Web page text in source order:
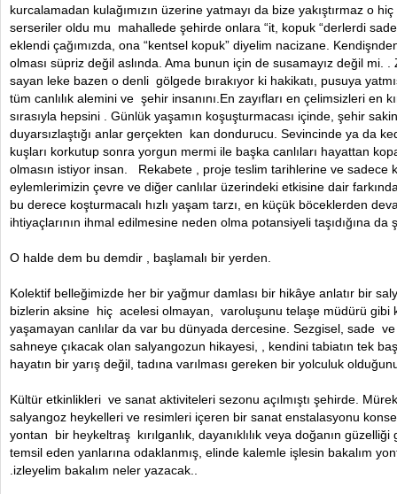
kurcalamadan kulağımızın üzerine yatmayı da bize yakıştırmaz o
serseriler oldu mu mahallede şehirde onlara “it, kopuk “derlerdi
eklendi çağımızda, ona “kentsel kopuk” diyelim nacizane.
olması süpriz değil aslında. Ama bunun için de susamayız değil mi.
sayan leke bazen o denli gölgede bırakıyor ki hakikatı, pusuya
tüm canlılık alemini ve şehir insanını.En zayıfları en çelimsizleri en
sırasıyla hepsini . Günlük yaşamın koşuşturmacası içinde, şehir
duyarsızlaştığı anlar gerçekten kan dondurucu. Sevincinde ya da
kuşları korkutup sonra yorgun mermi ile başka canlıları hayattan
olmasın istiyor insan. Rekabete , proje teslim tarihlerine ve sadece
eylemlerimizin çevre ve diğer canlılar üzerindeki etkisine dair
bu derece koşturmacalı hızlı yaşam tarzı, en küçük böceklerden
ihtiyaçlarının ihmal edilmesine neden olma potansiyeli taşıdığına da
O halde dem bu demdir , başlamalı bir yerden.
Kolektif belleğimizde her bir yağmur damlası bir hikâye anlatır bir
bizlerin aksine hiç acelesi olmayan, varoluşunu telaşe müdürü gibi
yaşamayan canlılar da var bu dünyada dercesine. Sezgisel, sade
sahneye çıkacak olan salyangozun hikayesi, , kendini tabiatın tek
hayatın bir yarış değil, tadına varılması gereken bir yolculuk
Kültür etkinlikleri ve sanat aktiviteleri sezonu açılmıştı şehirde.
salyangoz heykelleri ve resimleri içeren bir sanat enstalasyonu
yontan bir heykeltraş kırılganlık, dayanıklılık veya doğanın güzelliği
temsil eden yanlarına odaklanmış, elinde kalemle işlesin bakalım
.izleyelim bakalım neler yazacak..